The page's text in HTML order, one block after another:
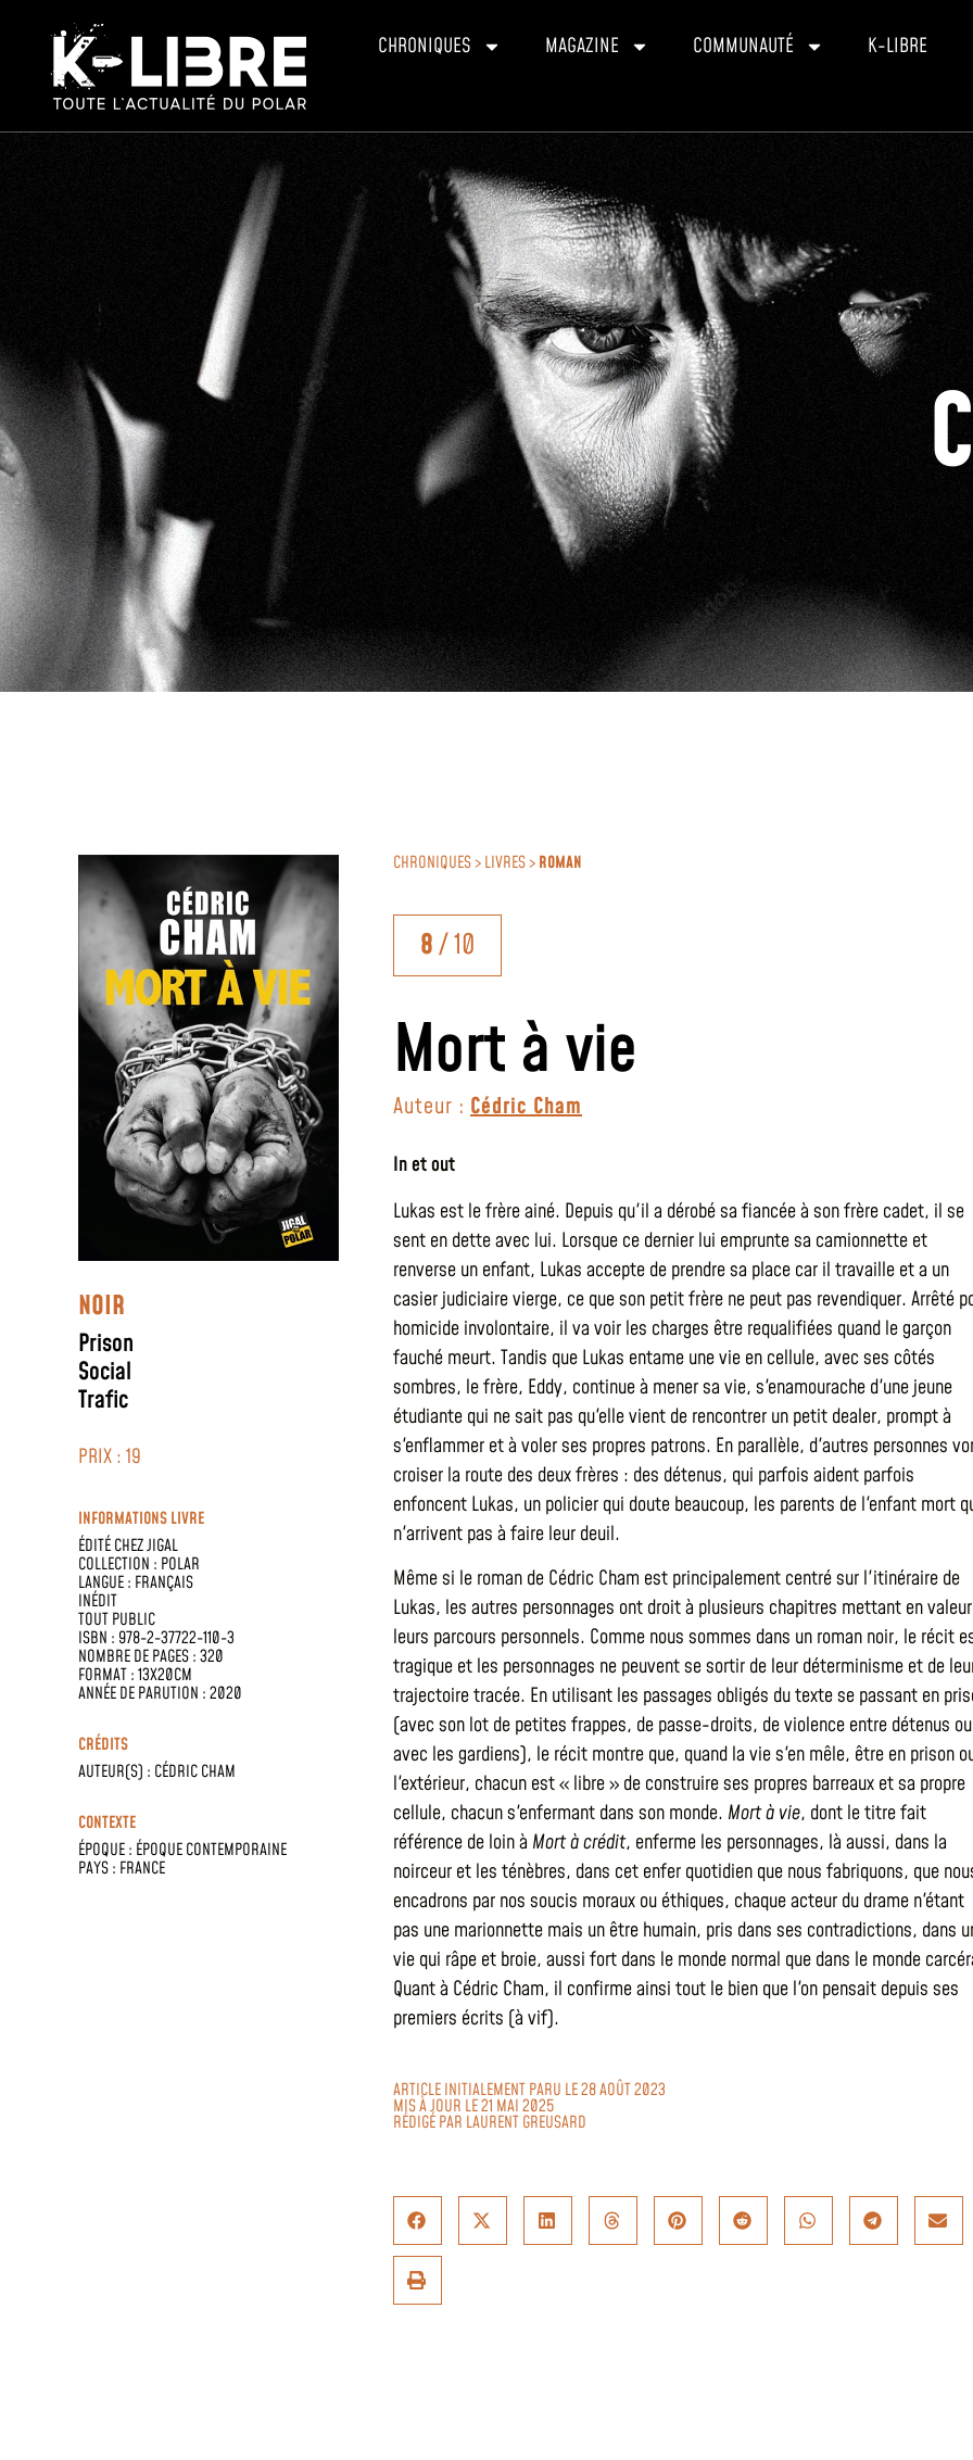
CHRONIQUES MAGAZINE COMMUNAUTÉ K-LIBRE
NOIR
Prison
Social
Trafic
PRIX : 19
INFORMATIONS LIVRE
ÉDITÉ CHEZJIGAL
COLLECTION : POLAR
LANGUE : FRANÇAIS
INÉDIT
TOUT PUBLIC
ISBN : 978-2-37722-110-3
NOMBRE DE PAGES : 320
FORMAT : 13X20CM
ANNÉE DE PARUTION : 2020
CRÉDITS
AUTEUR(S) : CÉDRIC CHAM
CONTEXTE
ÉPOQUE : ÉPOQUE CONTEMPORAINE
PAYS : FRANCE
CHRONIQUES > LIVRES >ROMAN
8/ 10
Mort à vie
Auteur : Cédric Cham
In et out
Lukas est le frère ainé. Depuis qu'il a dérobé sa fiancée à son frère cadet, il se
sent en dette avec lui. Lorsque ce dernier lui emprunte sa camionnette et
renverse un enfant, Lukas accepte de prendre sa place car il travaille et a un
casier judiciaire vierge, ce que son petit frère ne peut pas revendiquer. Arrêté
homicide involontaire, il va voir les charges être requalifiées quand le garçon
fauché meurt. Tandis que Lukas entame une vie en cellule, avec ses côtés
sombres, le frère, Eddy, continue à mener sa vie, s'enamourache d'une jeune
étudiante qui ne sait pas qu'elle vient de rencontrer un petit dealer, prompt à
s'enflammer et à voler ses propres patrons. En parallèle, d'autres personnes
croiser la route des deux frères : des détenus, qui parfois aident parfois
enfoncent Lukas, un policier qui doute beaucoup, les parents de l'enfant mort
n'arrivent pas à faire leur deuil.
Même si le roman de Cédric Cham est principalement centré sur l'itinéraire de
Lukas, les autres personnages ont droit à plusieurs chapitres mettant en valeur
leurs parcours personnels. Comme nous sommes dans un roman noir, le récit
tragique et les personnages ne peuvent se sortir de leur déterminisme et de
trajectoire tracée. En utilisant les passages obligés du texte se passant en
(avec son lot de petites frappes, de passe-droits, de violence entre détenus ou
avec les gardiens), le récit montre que, quand la vie s'en mêle, être en prison
l'extérieur, chacun est « libre » de construire ses propres barreaux et sa propre
cellule, chacun s'enfermant dans son monde. Mort à vie, dont le titre fait
référence de loin à Mort à crédit, enferme les personnages, là aussi, dans la
noirceur et les ténèbres, dans cet enfer quotidien que nous fabriquons, que
encadrons par nos soucis moraux ou éthiques, chaque acteur du drame n'étant
pas une marionnette mais un être humain, pris dans ses contradictions, dans
vie qui râpe et broie, aussi fort dans le monde normal que dans le monde
Quant à Cédric Cham, il confirme ainsi tout le bien que l'on pensait depuis ses
premiers écrits (à vif).
ARTICLE INITIALEMENT PARU LE 28 AOÛT 2023
MIS À JOUR LE 21 MAI 2025
RÉDIGÉ PAR LAURENT GREUSARD